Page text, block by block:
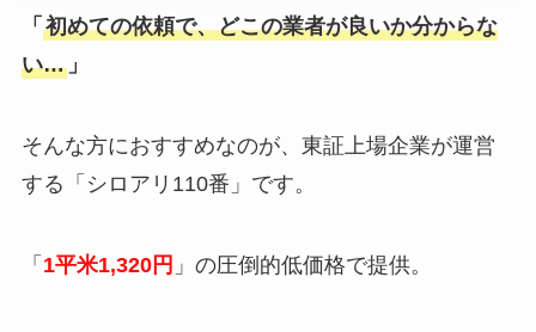
「 初めての依頼で、どこの業者が良いか分からな
い…」
そんな方におすすめなのが、東証上場企業が運営
する「シロアリ110番」です。
「 1平米1,320円 」の圧倒的低価格で提供。